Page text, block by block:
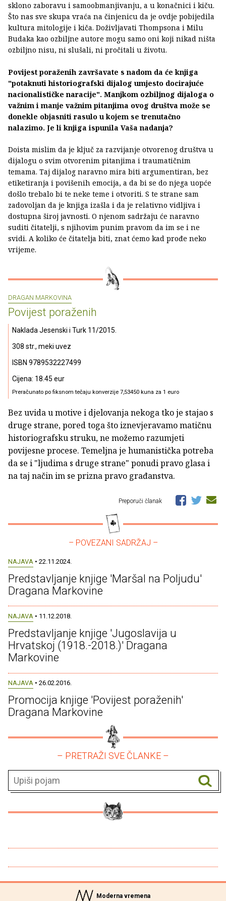
sklono zaboravu i samoobmanjivanju, a u konačnici i kiču.
Što nas sve skupa vraća na činjenicu da je ovdje pobijedila
kultura mitologije i kiča. Doživljavati Thompsona i Milu
Budaka kao ozbiljne autore mogu samo oni koji nikad ništa
ozbiljno nisu, ni slušali, ni pročitali u životu.
Povijest poraženih završavate s nadom da će knjiga
"potaknuti historiografski dijalog umjesto docirajuće
nacionalističke naracije". Manjkom ozbiljnog dijaloga o
važnim i manje važnim pitanjima ovog društva može se
donekle objasniti rasulo u kojem se trenutačno
nalazimo. Je li knjiga ispunila Vaša nadanja?
Doista mislim da je ključ za razvijanje otvorenog društva u
dijalogu o svim otvorenim pitanjima i traumatičnim
temama. Taj dijalog naravno mira biti argumentiran, bez
etiketiranja i povišenih emocija, a da bi se do njega uopće
došlo trebalo bi te neke teme i otvoriti. S te strane sam
zadovoljan da je knjiga izašla i da je relativno vidljiva i
dostupna široj javnosti. O njenom sadržaju će naravno
suditi čitatelji, s njihovim punim pravom da im se i ne
svidi. A koliko će čitatelja biti, znat ćemo kad prođe neko
vrijeme.
DRAGAN MARKOVINA
Povijest poraženih
Naklada Jesenski i Turk 11/2015.
308 str., meki uvez
ISBN 9789532227499
Cijena: 18.45 eur
Preračunato po fiksnom tečaju konverzije 7,53450 kuna za 1 euro
Bez uvida u motive i djelovanja nekoga tko je stajao s
druge strane, pored toga što iznevjeravamo matičnu
historiografsku struku, ne možemo razumjeti
povijesne procese. Temeljna je humanistička potreba
da se i "ljudima s druge strane" ponudi pravo glasa i
na taj način im se prizna pravo građanstva.
Preporuči članak
– POVEZANI SADRŽAJ –
NAJAVA • 22.11.2024.
Predstavljanje knjige 'Maršal na Poljudu'
Dragana Markovine
NAJAVA • 11.12.2018.
Predstavljanje knjige 'Jugoslavija u
Hrvatskoj (1918.-2018.)' Dragana
Markovine
NAJAVA • 26.02.2016.
Promocija knjige 'Povijest poraženih'
Dragana Markovine
– PRETRAŽI SVE ČLANKE –
Moderna vremena